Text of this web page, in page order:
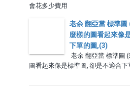
會花多少費用
老余 翻亞當 標準
麼樣的圖看起來像
下單的圖,(3)
老余 翻亞當 標準圖
圖看起來像是標準圖, 卻是不適合下